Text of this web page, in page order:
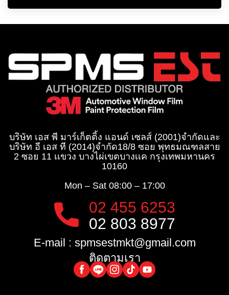
บริษัท เอส พี มาร์เก็ตติ้ง แอนด์ เซลส์ (2001)จำกัดและ
บริษัท อี เอส ที (2014)จำกัด​18/8 ซอย พุทธมณฑลสาย
2 ซอย 11 เเขวง บางไผ่เขตบางเเค กรุงเทพมหานคร
10160
Mon – Sat 08:00 – 17:00
02 455 6253
02 803 8977
E-mail : spmsestmkt@gmail.com
ติดตามเรา